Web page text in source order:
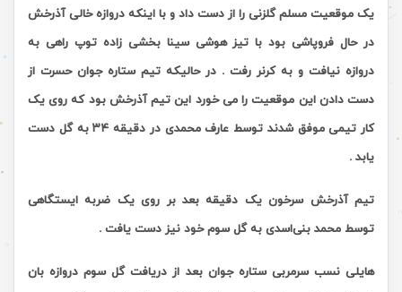
یک موقعیت مسلم گلزنی را از دست داد و با اینکه دروازه خالی آذرخش
در حال فروپاشی بود با تیز هوشی سینا بخشی زاده توپ راهی به
دروازه نیافت و به کرنر رفت . در حالیکه تیم ستاره جوان حسرت از
دست دادن این موقعیت را می خورد این تیم آذرخش بود که روی یک
کار تیمی موفق شدند توسط عارف محمدی در دقیقه ٣۴ به گل دست
یابد .
تیم آذرخش سرخون یک دقیقه بعد بر روی یک ضربه ایستگاهی
توسط محمد بنی‌اسدی به گل سوم خود نیز دست یافت .
هایلی نسب سرمربی ستاره جوان بعد از دریافت گل سوم دروازه بان